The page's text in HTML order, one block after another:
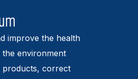
improve the health
environment
correct